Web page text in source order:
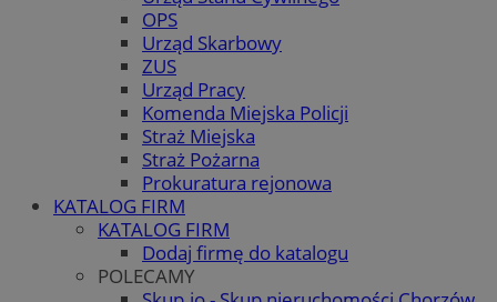
OPS
Urząd Skarbowy
ZUS
Urząd Pracy
Komenda Miejska Policji
Straż Miejska
Straż Pożarna
Prokuratura rejonowa
KATALOG FIRM
KATALOG FIRM
Dodaj firmę do katalogu
POLECAMY